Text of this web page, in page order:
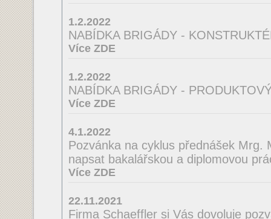
1.2.2022
NABÍDKA BRIGÁDY -
Více ZDE
1.2.2022
NABÍDKA BRIGÁDY -
Více ZDE
4.1.2022
Pozvánka na cyklus přednášek Mrg.
napsat bakalářskou a diplomovou
Více ZDE
22.11.2021
Firma Schaeffler si Vás dovoluje